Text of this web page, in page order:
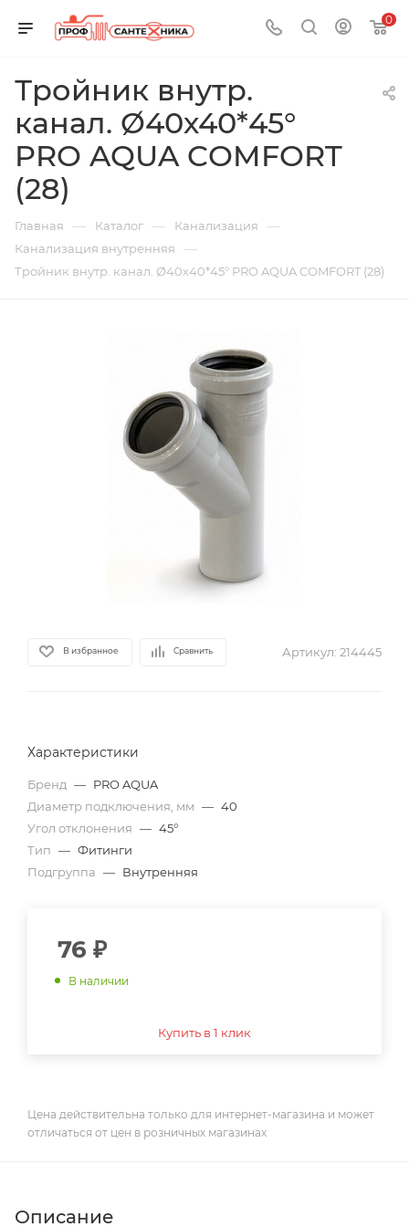
0
Тройник внутр.
канал. Ø40х40*45°
PRO AQUA COMFORT
(28)
Главная — Каталог — Канализация —
Канализация внутренняя —
Тройник внутр. канал. Ø40х40*45° PRO AQUA COMFORT (28)
В избранное Сравнить Артикул: 214445
Характеристики
Бренд — PRO AQUA
Диаметр подключения, мм — 40
Угол отклонения — 45°
Тип — Фитинги
Подгруппа — Внутренняя
76 ₽
В наличии
Купить в 1 клик
Цена действительна только для интернет-магазина и может
отличаться от цен в розничных магазинах
Описание